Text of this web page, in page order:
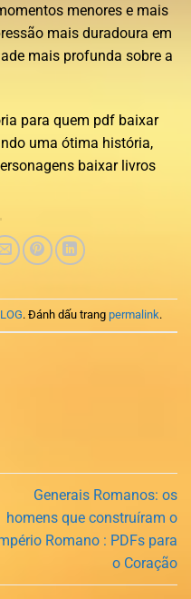
menores e mais
mais duradoura em
mais profunda sobre a
para quem pdf baixar
uma ótima história,
baixar livros
. Đánh dấu trang permalink.
Generais Romanos: os
homens que construíram o
Romano : PDFs para
o Coração